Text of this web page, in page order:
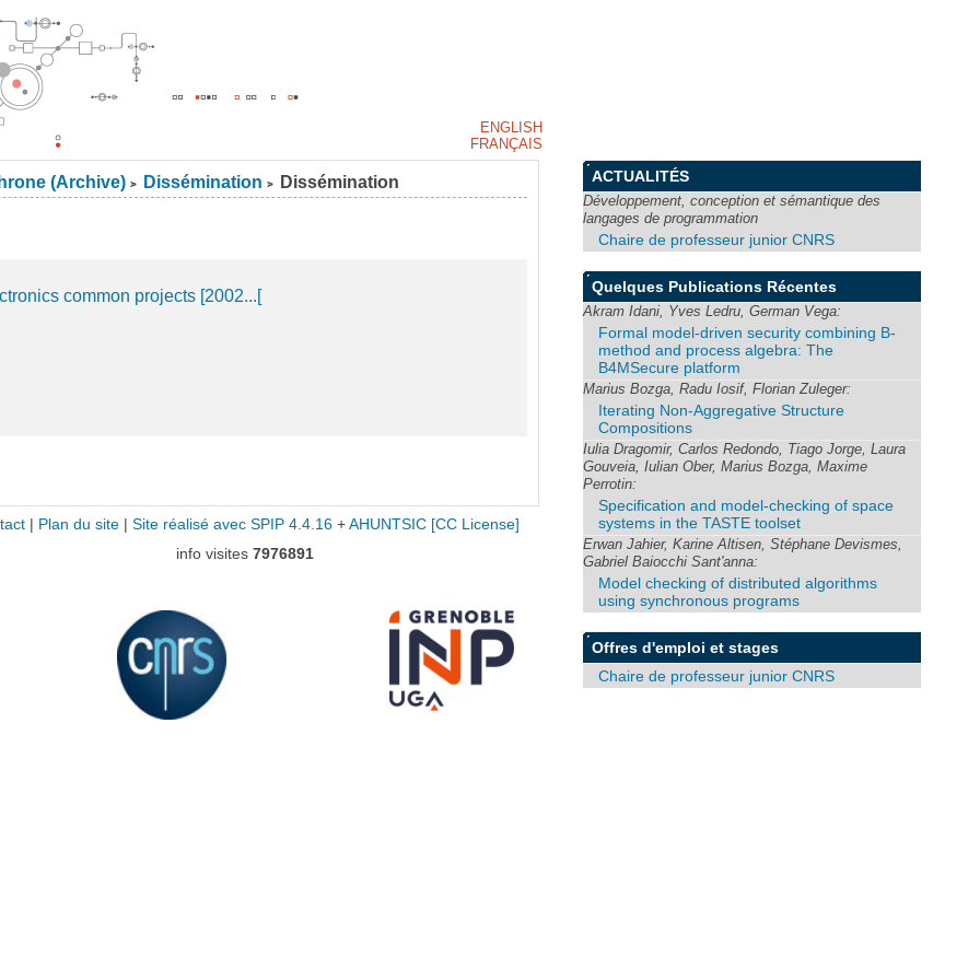
(Archive) > Dissémination > Dissémination
common projects [2002...[
ACTUALITÉS
Développement, conception et sémantique des
langages de programmation
Chaire de professeur junior CNRS
Quelques Publications Récentes
Akram Idani, Yves Ledru, German Vega:
Formal model-driven security combining B-
method and process algebra: The
B4MSecure platform
Marius Bozga, Radu Iosif, Florian Zuleger:
Iterating Non-Aggregative Structure
Compositions
Iulia Dragomir, Carlos Redondo, Tiago Jorge, Laura
Gouveia, Iulian Ober, Marius Bozga, Maxime
Perrotin:
Specification and model-checking of space
systems in the TASTE toolset
Erwan Jahier, Karine Altisen, Stéphane Devismes,
Gabriel Baiocchi Sant'anna:
Model checking of distributed algorithms
using synchronous programs
Offres d'emploi et stages
Chaire de professeur junior CNRS
| Plan du site| Site réalisé avec SPIP 4.4.16+ AHUNTSIC [CC License]
info visites 7976891
ENGLISH
FRANÇAIS